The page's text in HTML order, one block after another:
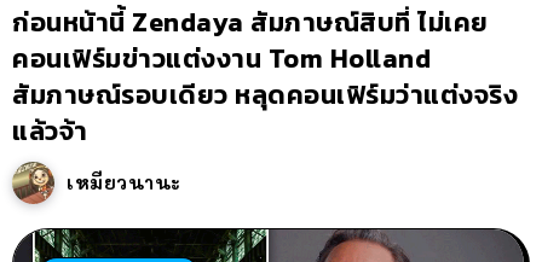
ก่อนหน้านี้ Zendaya สัมภาษณ์สิบที่ ไม่เคย
คอนเฟิร์มข่าวแต่งงาน Tom Holland
สัมภาษณ์รอบเดียว หลุดคอนเฟิร์มว่าแต่งจริง
แล้วจ้า
เหมียวนานะ